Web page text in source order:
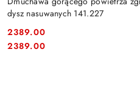
dysz nasuwanych 141.227
Cena:
2389.00
Cena:
2389.00